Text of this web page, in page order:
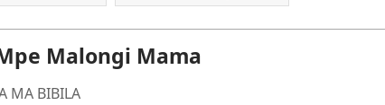
Malongi Mama
MA BIBILA